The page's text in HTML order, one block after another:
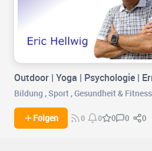
Outdoor | Yoga | Psychologie |
Bildung ,Sport ,Gesundheit & Fitness
Folgen 0 0 0 0 0